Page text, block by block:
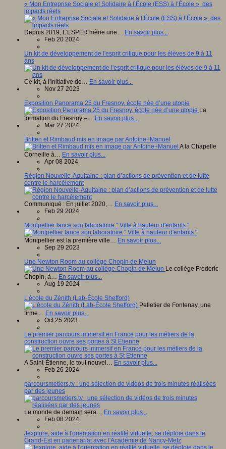
« Mon Entreprise Sociale et Solidaire à l’École (ESS) à l’École », des
impacts réels
Depuis 2019, L’ESPER mène une… En savoir plus...
Feb 20 2024
Un kit de développement de l'esprit critique pour les élèves de 9 à 11
ans
Ce kit, à l'initiative de… En savoir plus...
Nov 27 2023
Exposition Panorama 25 du Fresnoy, école née d’une utopie
La
formation du Fresnoy –… En savoir plus...
Mar 27 2024
Britten et Rimbaud mis en image par Antoine+Manuel
A la Chapelle
Corneille à… En savoir plus...
Apr 08 2024
Région Nouvelle-Aquitaine : plan d’actions de prévention et de lutte
contre le harcèlement
Communiqué : En juillet 2020,… En savoir plus...
Feb 29 2024
Montpellier lance son laboratoire " Ville à hauteur d'enfants "
Montpellier est la première ville… En savoir plus...
Sep 29 2023
Une Newton Room au collège Chopin de Melun
Le collège Frédéric
Chopin, à… En savoir plus...
Aug 19 2024
L’école du Zénith (Lab-École Shefford)
Pelletier de Fontenay, une
firme… En savoir plus...
Oct 25 2023
Le premier parcours immersif en France pour les métiers de la
construction ouvre ses portes à St Etienne
A Saint-Étienne, le tout nouvel… En savoir plus...
Feb 26 2024
parcoursmetiers.tv : une sélection de vidéos de trois minutes réalisées
par des jeunes
Le monde de demain sera… En savoir plus...
Feb 08 2024
Jexplore, aide à l'orientation en réalité virtuelle, se déploie dans le
Grand-Est en partenariat avec l'Académie de Nancy-Metz